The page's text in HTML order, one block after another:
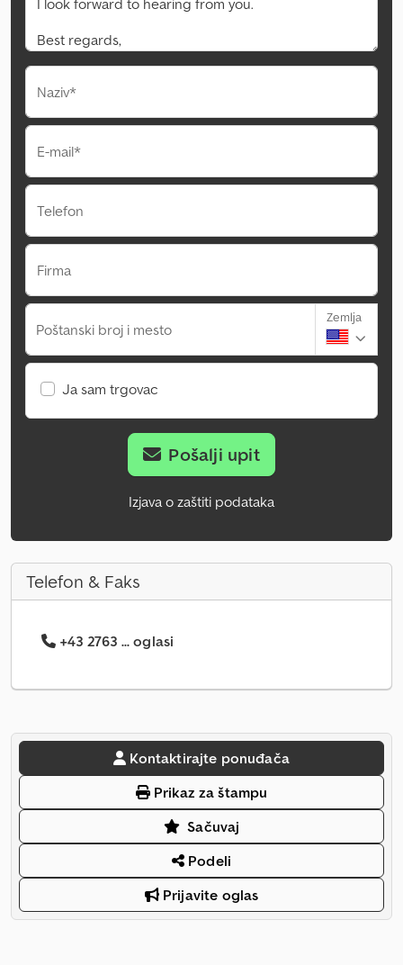
Naziv*
E-mail*
Telefon
Firma
Poštanski broj i mesto
Zemlja
Ja sam trgovac
Pošalji upit
Izjava o zaštiti podataka
Telefon & Faks
+43 2763 ... oglasi
Kontaktirajte ponuđača
Prikaz za štampu
Sačuvaj
Podeli
Prijavite oglas